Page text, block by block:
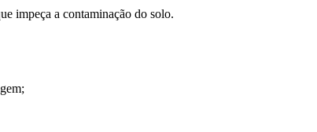
impeça a contaminação do solo.